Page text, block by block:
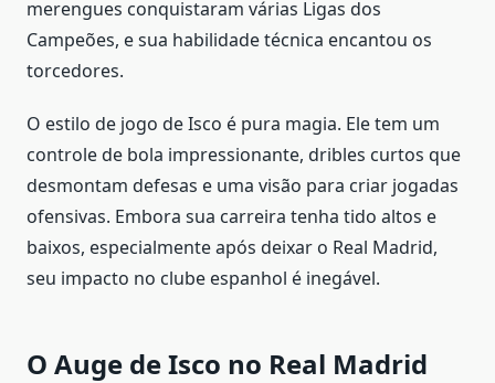
merengues conquistaram várias Ligas dos
Campeões, e sua habilidade técnica encantou os
torcedores.
O estilo de jogo de Isco é pura magia. Ele tem um
controle de bola impressionante, dribles curtos que
desmontam defesas e uma visão para criar jogadas
ofensivas. Embora sua carreira tenha tido altos e
baixos, especialmente após deixar o Real Madrid,
seu impacto no clube espanhol é inegável.
O Auge de Isco no Real Madrid